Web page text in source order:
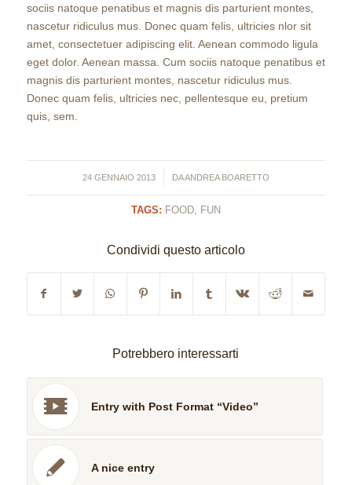
sociis natoque penatibus et magnis dis parturient montes,
nascetur ridiculus mus. Donec quam felis, ultricies nlor sit
amet, consectetuer adipiscing elit. Aenean commodo ligula
eget dolor. Aenean massa. Cum sociis natoque penatibus et
magnis dis parturient montes, nascetur ridiculus mus.
Donec quam felis, ultricies nec, pellentesque eu, pretium
quis, sem.
24 GENNAIO 2013
/ DAANDREA BOARETTO
TAGS: FOOD, FUN
Condividi questo articolo
Potrebbero interessarti
Entry with Post Format “Video”
A nice entry